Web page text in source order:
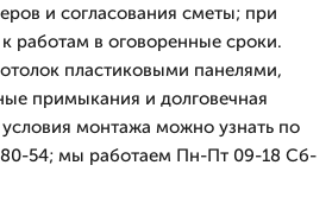
и согласования сметы; при
работам в оговоренные сроки.
пластиковыми панелями,
примыкания и долговечная
монтажа можно узнать по
54; мы работаем Пн-Пт 09-18 Сб-